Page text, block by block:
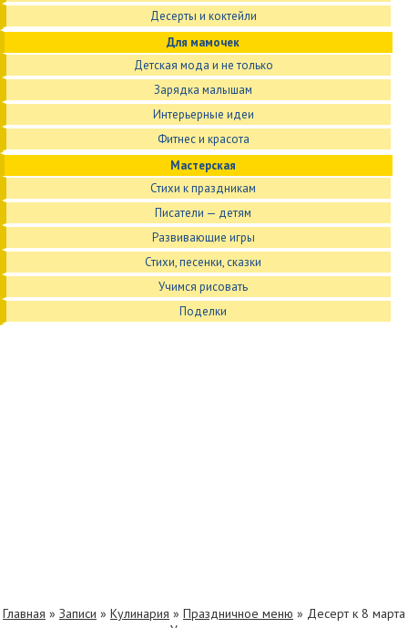
Десерты и коктейли
Для мамочек
Детская мода и не только
Зарядка малышам
Интерьерные идеи
Фитнес и красота
Мастерская
Стихи к праздникам
Писатели — детям
Развивающие игры
Стихи, песенки, сказки
Учимся рисовать
Поделки
Главная » Записи » Кулинария » Праздничное меню » Десерт к 8 марта